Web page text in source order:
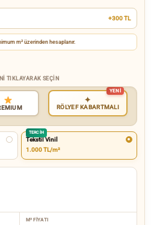
+300 TL
m² üzerinden hesaplanır.
TIKLAYARAK SEÇIN
✦
RÖLYEF KABARTMALI
TERCIH
Tekstil Vinil
1.000 TL/m²
M² FIYATI